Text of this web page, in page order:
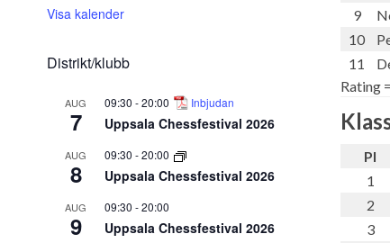
Visa kalender
Distrikt/klubb
AUG
7
09:30 -20:00 Inbjudan
Uppsala Chessfestival 2026
AUG
8
09:30 -20:00
Uppsala Chessfestival 2026
AUG
9
09:30 -20:00
Uppsala Chessfestival 2026
9
10
11
Rating
Pl
1
2
3